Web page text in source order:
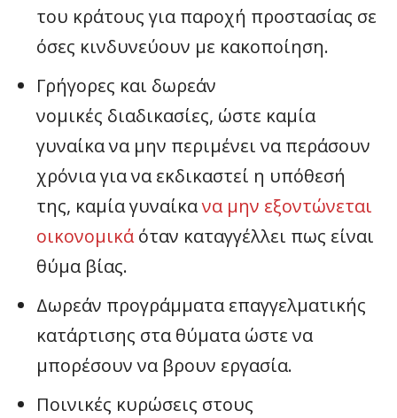
του κράτους για παροχή προστασίας σε
όσες κινδυνεύουν με κακοποίηση.
Γρήγορες και δωρεάν
νομικές διαδικασίες, ώστε καμία
γυναίκα να μην περιμένει να περάσουν
χρόνια για να εκδικαστεί η υπόθεσή
της, καμία γυναίκανα μην εξοντώνεται
οικονομικάόταν καταγγέλλει πως είναι
θύμα βίας.
Δωρεάν προγράμματα επαγγελματικής
κατάρτισης στα θύματα ώστε να
μπορέσουν να βρουν εργασία.
Ποινικές κυρώσεις στους